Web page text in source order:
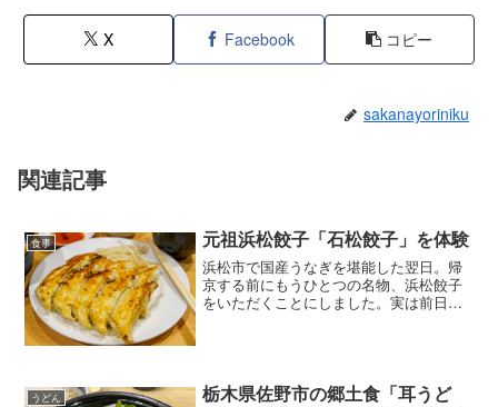
X Facebook コピー
sakanayoriniku
関連記事
食事 元祖浜松餃子「石松餃子」を体験
浜松市で国産うなぎを堪能した翌日。帰
京する前にもうひとつの名物、浜松餃子
をいただくことにしました。実は前日の
うどん
栃木県佐野市の郷土食「耳うど